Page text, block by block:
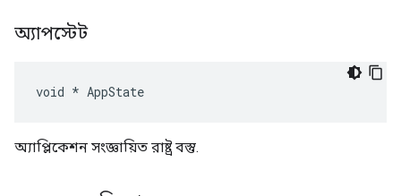
অ্যাপস্টেট
void * AppState
অ্যাপ্লিকেশন সংজ্ঞায়িত রাষ্ট্র বস্তু.